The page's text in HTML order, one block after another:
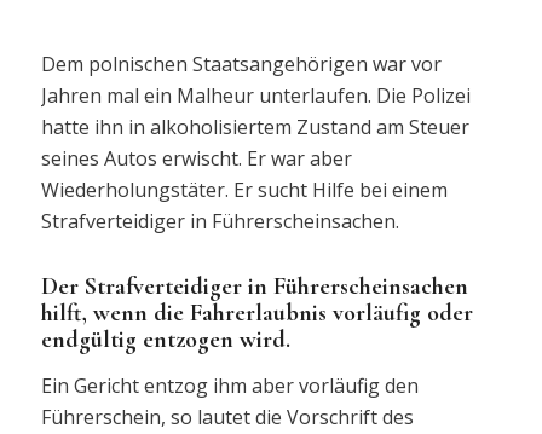
Dem polnischen Staatsangehörigen war vor
Jahren mal ein Malheur unterlaufen. Die Polizei
hatte ihn in alkoholisiertem Zustand am Steuer
seines Autos erwischt. Er war aber
Wiederholungstäter. Er sucht Hilfe bei einem
Strafverteidiger in Führerscheinsachen.
Der Strafverteidiger in Führerscheinsachen
hilft, wenn die Fahrerlaubnis vorläufig oder
endgültig entzogen wird.
Ein Gericht entzog ihm aber vorläufig den
Führerschein, so lautet die Vorschrift des